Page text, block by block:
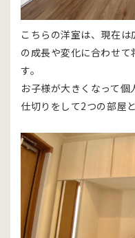
こちらの洋室は、現在
の成長や変化に合わせ
す。
お子様が大きくなって
仕切りをして2つの部屋